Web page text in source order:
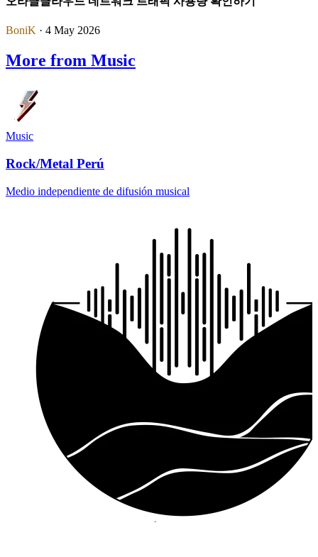
BoniK · 4 May 2026
More from Music
Music
Rock/Metal Perú
Medio independiente de difusión musical